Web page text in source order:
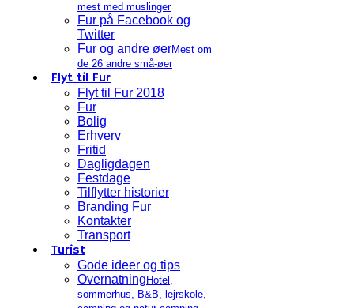
mest med muslinger
Fur på Facebook og
Twitter
Fur og andre øerMest om
de 26 andre små-øer
Flyt til Fur
Flyt til Fur 2018
Fur
Bolig
Erhverv
Fritid
Dagligdagen
Festdage
Tilflytter historier
Branding Fur
Kontakter
Transport
Turist
Gode ideer og tips
Overnatning Hotel,
sommerhus, B&B, lejrskole,